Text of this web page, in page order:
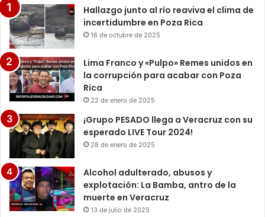
Hallazgo junto al río reaviva el clima de
incertidumbre en Poza Rica
16 de octubre de 2025
Lima Franco y «Pulpo» Remes unidos en
la corrupción para acabar con Poza
Rica
22 de enero de 2025
¡Grupo PESADO llega a Veracruz con su
esperado LIVE Tour 2024!
28 de enero de 2025
Alcohol adulterado, abusos y
explotación: La Bamba, antro de la
muerte en Veracruz
13 de julio de 2025